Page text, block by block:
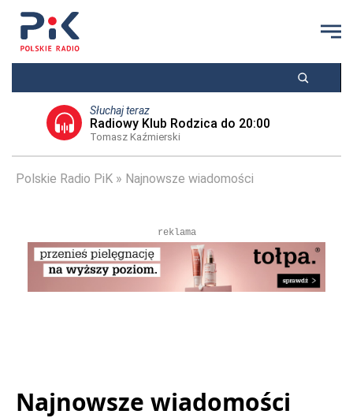
Słuchaj teraz
Radiowy Klub Rodzica do 20:00
Tomasz Kaźmierski
Polskie Radio PiK Najnowsze wiadomości
reklama
Najnowsze wiadomości